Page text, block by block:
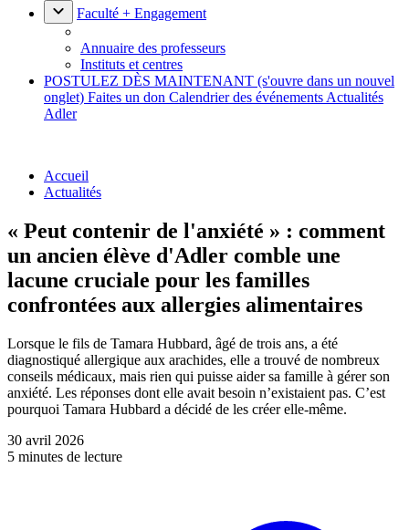
Faculté + Engagement
Annuaire des professeurs
Instituts et centres
POSTULEZ DÈS MAINTENANT (s'ouvre dans un nouvel
onglet) Faites un don Calendrier des événements Actualités
Adler
Accueil
Actualités
« Peut contenir de l'anxiété » : comment
un ancien élève d'Adler comble une
lacune cruciale pour les familles
confrontées aux allergies alimentaires
Lorsque le fils de Tamara Hubbard, âgé de trois ans, a été
diagnostiqué allergique aux arachides, elle a trouvé de nombreux
conseils médicaux, mais rien qui puisse aider sa famille à gérer son
anxiété. Les réponses dont elle avait besoin n’existaient pas. C’est
pourquoi Tamara Hubbard a décidé de les créer elle-même.
30 avril 2026
5 minutes de lecture